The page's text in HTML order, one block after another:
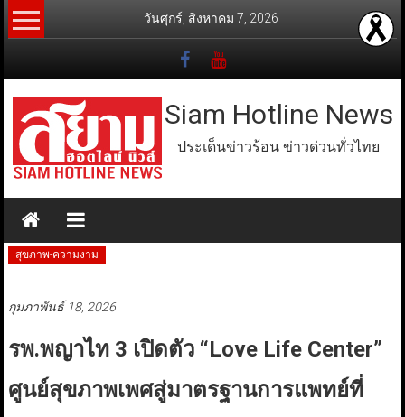
Skip
to
วันศุกร์, สิงหาคม 7, 2026
Siam Hotline News
ประเด็นข่าวร้อน ข่าวด่วนทั่วไทย
สุขภาพ-ความงาม
กุมภาพันธ์ 18, 2026
รพ.พญาไท 3 เปิดตัว “Love Life Center”
ศูนย์สุขภาพเพศสู่มาตรฐานการแพทย์ที่